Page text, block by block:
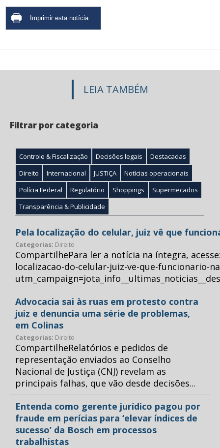
LEIA TAMBÉM
Filtrar por categoria
Controle & Fiscalização Decisões legais
Destacadas
Direito
Internacional JUSTIÇA
Notícias operacionais
Polícia Federal
Regulatório Shoppings
Supermecados
Transparência & Publicidade
Pela localização do celular, juiz vê que
Categorias: Direito
CompartilhePara ler a notícia na íntegra,
localizacao-do-celular-juiz-ve-que-funcionario-
Advocacia sai às ruas em protesto contra
juiz e denuncia uma série de problemas,
em Colinas
Categorias: Direito
CompartilheRelatórios e pedidos de
representação enviados ao Conselho
Nacional de Justiça (CNJ) revelam as
principais falhas, que vão desde decisões...
Entenda como gerente jurídico pagou por
fraude em perícias para ‘elevar índices de
sucesso’ da Bosch em processos
trabalhistas